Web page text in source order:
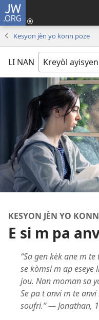
JW.ORG
Kesyon jèn yo konn poze
LI NAN
KESYON JÈN YO
E si m pa
“Sa gen kèk ane m
se kòmsi m ap
jou. Nan moman sa
Se pa t anvi m te
soufri.” — Jonathan,